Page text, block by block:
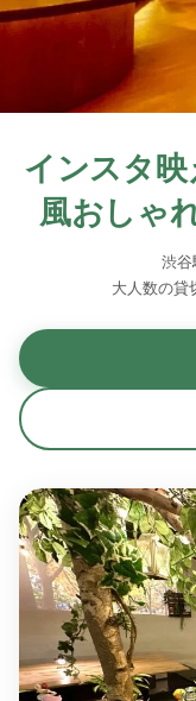
インスタ
風おしゃ
渋谷
大人数の貸